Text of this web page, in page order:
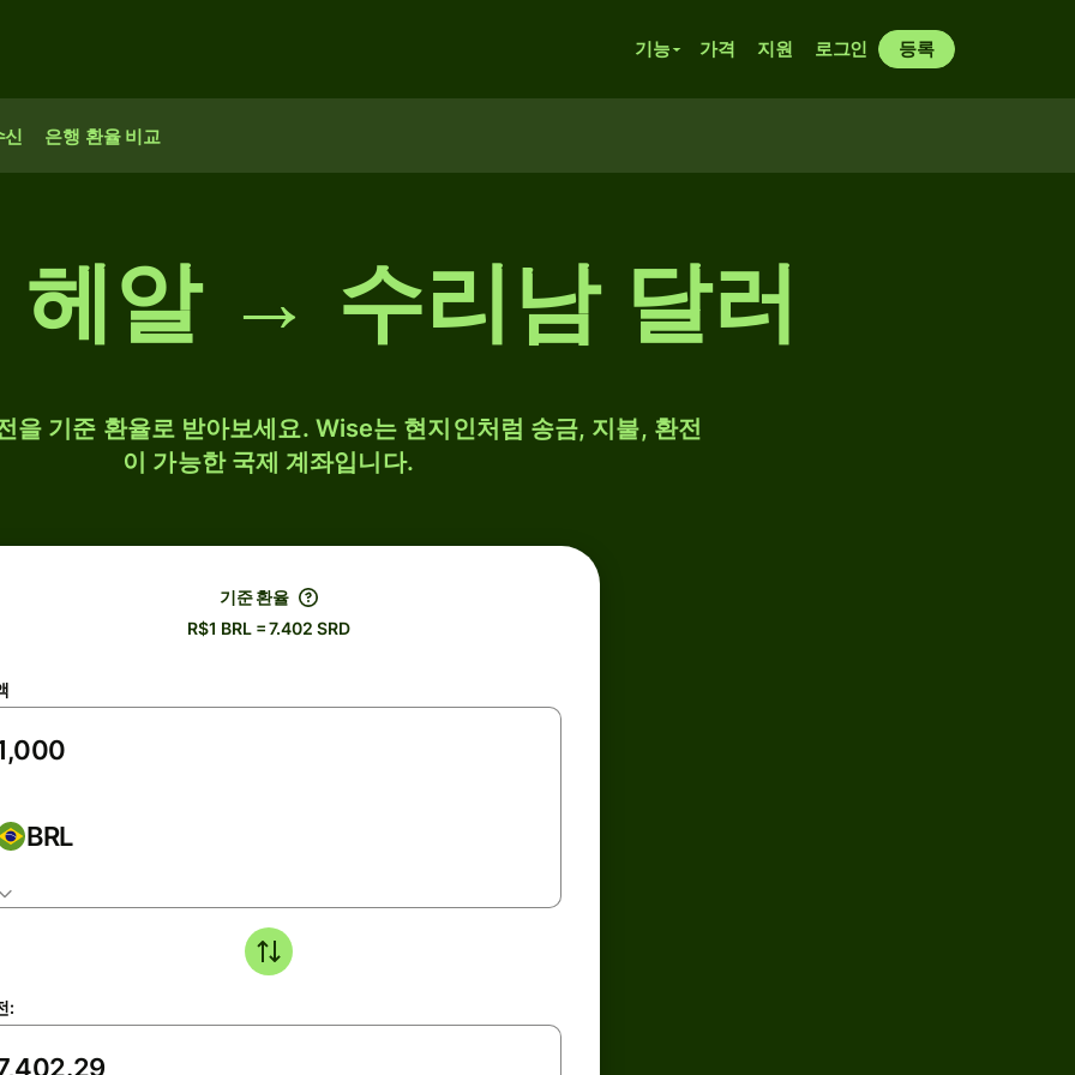
기능 가격 지원 로그인 등록
신 은행 환율 비교
헤알 → 수리남 달러
을 기준 환율로 받아보세요. Wise는 현지인처럼 송금, 지불, 환전
이 가능한 국제 계좌입니다.
기준 환율
R$1 BRL = 7.402 SRD
BRL
: